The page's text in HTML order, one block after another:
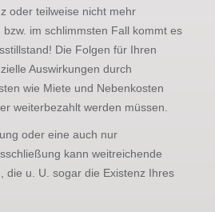
oder teilweise nicht mehr
im schlimmsten Fall kommt es
Die Folgen für Ihren
Auswirkungen durch
wie Miete und Nebenkosten
weiterbezahlt werden müssen.
oder eine auch nur
kann weitreichende
die u. U. sogar die Existenz Ihres